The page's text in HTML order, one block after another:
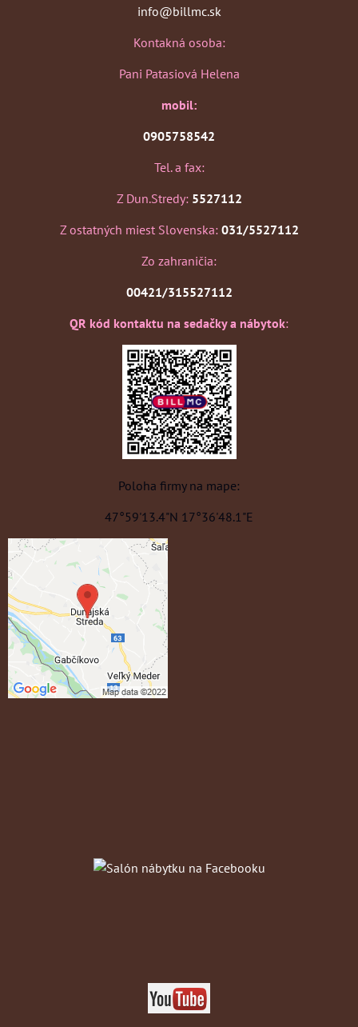
info@billmc.sk
Kontakná osoba:
Pani Patasiová Helena
mobil:
0905758542
Tel. a fax:
Z Dun.Stredy: 5527112
Z ostatných miest Slovenska: 031/5527112
Zo zahraničia:
00421/315527112
QR kód kontaktu na sedačky a nábytok:
Poloha firmy na mape:
47°59'13.4"N 17°36'48.1"E